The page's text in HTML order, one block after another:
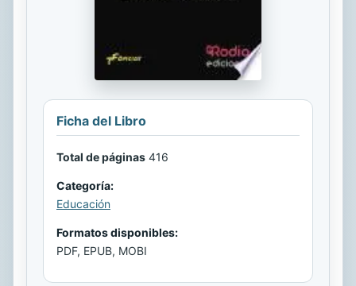
Ficha del Libro
Total de páginas 416
Categoría:
Educación
Formatos disponibles:
PDF, EPUB, MOBI